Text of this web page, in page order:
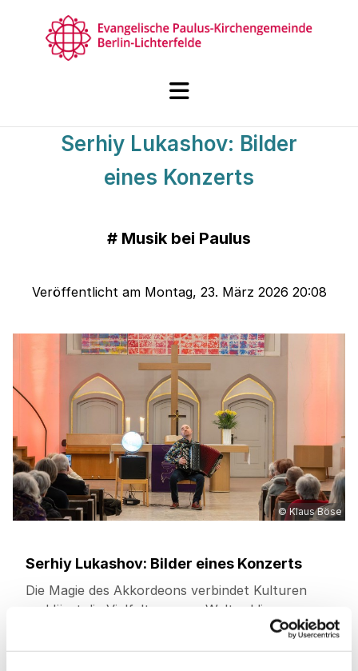
Serhiy Lukashov: Bilder
eines Konzerts
# Musik bei Paulus
Veröffentlicht am Montag, 23. März 2026 20:08
© Klaus Böse
Serhiy Lukashov: Bilder eines Konzerts
Die Magie des Akkordeons verbindet Kulturen
und lässt die Vielfalt unserer Welt erklingen.
Ruhige, berührende Melodien wechseln mit
reißenden Rhythmen, von unbekannten